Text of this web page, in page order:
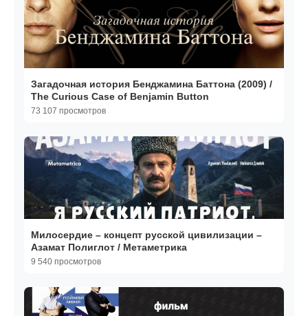
Загадочная история Бенджамина Баттона (2009) /
The Curious Case of Benjamin Button
73 107 просмотров
Милосердие – концепт русской цивилизации –
Азамат Полиглот / Метаметрика
9 540 просмотров